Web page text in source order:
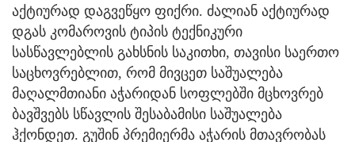
აქტიურად დაგვეწყო ფიქრი. ძალიან აქტიურად
დგას კომაროვის ტიპის ტექნიკური
სასწავლებლის გახსნის საკითხი, თავისი საერთო
საცხოვრებლით, რომ მივცეთ საშუალება
მაღალმთიანი აჭარიდან სოფლებში მცხოვრებ
ბავშვებს სწავლის შესაბამისი საშუალება
ჰქონდეთ. გუშინ პრემიერმა აჭარის მთავრობას